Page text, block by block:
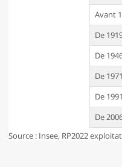
Avant
De
De
De
De
De
Source : Insee, RP2022